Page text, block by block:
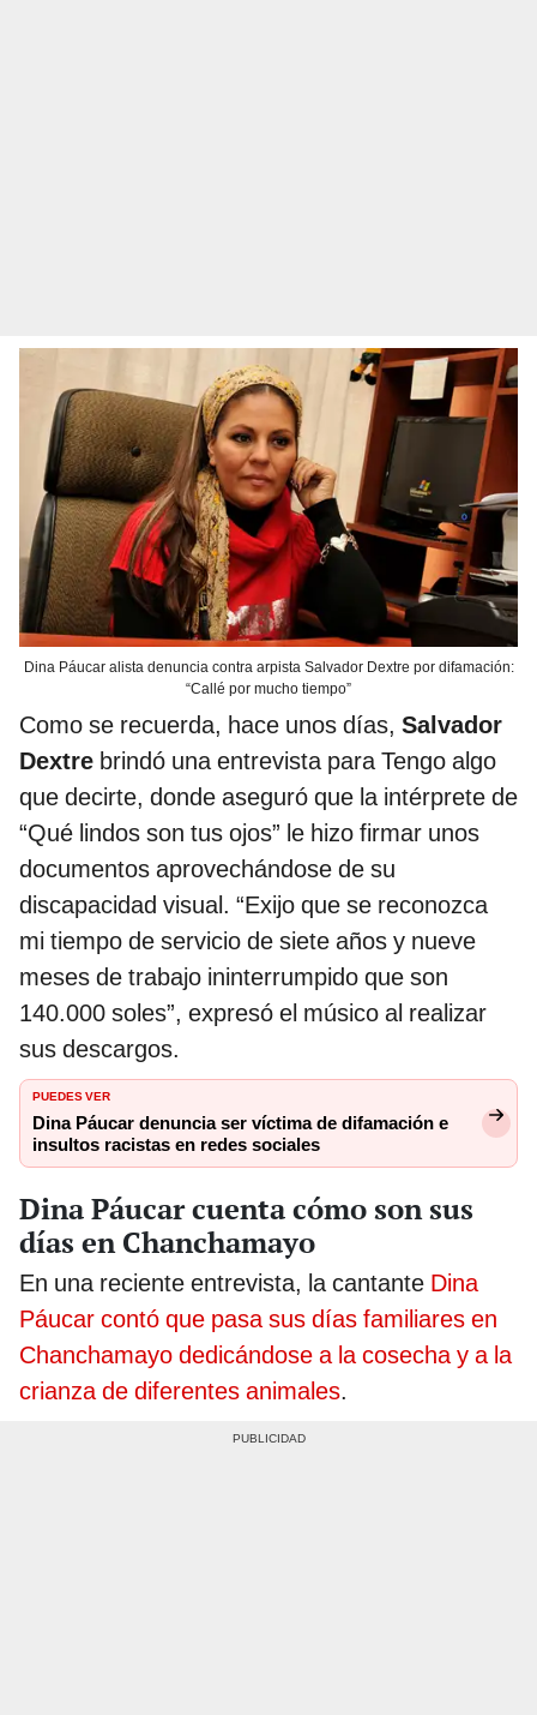
Dina Páucar alista denuncia contra arpista Salvador Dextre por difamación:
“Callé por mucho tiempo”
Como se recuerda, hace unos días, Salvador
Dextre brindó una entrevista para Tengo algo
que decirte, donde aseguró que la intérprete de
“Qué lindos son tus ojos” le hizo firmar unos
documentos aprovechándose de su
discapacidad visual. “Exijo que se reconozca
mi tiempo de servicio de siete años y nueve
meses de trabajo ininterrumpido que son
140.000 soles”, expresó el músico al realizar
sus descargos.
PUEDES VER
Dina Páucar denuncia ser víctima de difamación e
insultos racistas en redes sociales
Dina Páucar cuenta cómo son sus
días en Chanchamayo
En una reciente entrevista, la cantante Dina
Páucar contó que pasa sus días familiares en
Chanchamayo dedicándose a la cosecha y a la
crianza de diferentes animales.